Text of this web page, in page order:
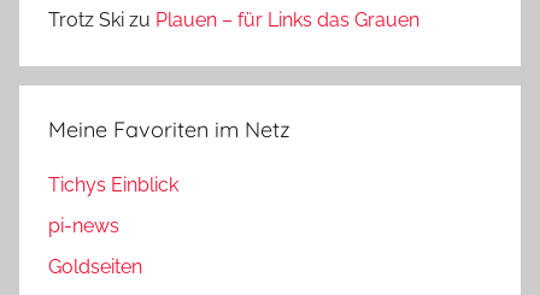
Trotz Ski zu Plauen – für Links das Grauen
Meine Favoriten im Netz
Tichys Einblick
pi-news
Goldseiten